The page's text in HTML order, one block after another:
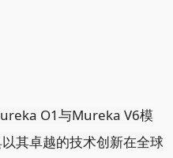
O1与Mureka V6模
其卓越的技术创新在全球